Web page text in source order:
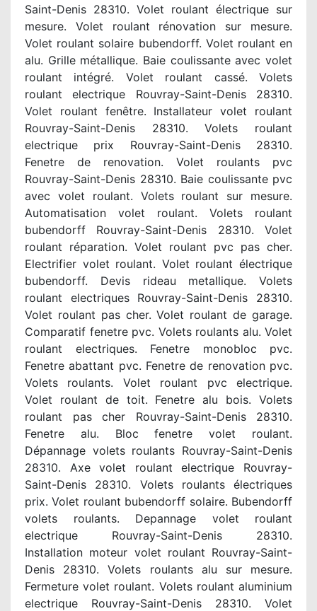
Saint-Denis 28310. Volet roulant électrique sur
mesure. Volet roulant rénovation sur mesure.
Volet roulant solaire bubendorff. Volet roulant en
alu. Grille métallique. Baie coulissante avec volet
roulant intégré. Volet roulant cassé. Volets
roulant electrique Rouvray-Saint-Denis 28310.
Volet roulant fenêtre. Installateur volet roulant
Rouvray-Saint-Denis 28310. Volets roulant
electrique prix Rouvray-Saint-Denis 28310.
Fenetre de renovation. Volet roulants pvc
Rouvray-Saint-Denis 28310. Baie coulissante pvc
avec volet roulant. Volets roulant sur mesure.
Automatisation volet roulant. Volets roulant
bubendorff Rouvray-Saint-Denis 28310. Volet
roulant réparation. Volet roulant pvc pas cher.
Electrifier volet roulant. Volet roulant électrique
bubendorff. Devis rideau metallique. Volets
roulant electriques Rouvray-Saint-Denis 28310.
Volet roulant pas cher. Volet roulant de garage.
Comparatif fenetre pvc. Volets roulants alu. Volet
roulant electriques. Fenetre monobloc pvc.
Fenetre abattant pvc. Fenetre de renovation pvc.
Volets roulants. Volet roulant pvc electrique.
Volet roulant de toit. Fenetre alu bois. Volets
roulant pas cher Rouvray-Saint-Denis 28310.
Fenetre alu. Bloc fenetre volet roulant.
Dépannage volets roulants Rouvray-Saint-Denis
28310. Axe volet roulant electrique Rouvray-
Saint-Denis 28310. Volets roulants électriques
prix. Volet roulant bubendorff solaire. Bubendorff
volets roulants. Depannage volet roulant
electrique Rouvray-Saint-Denis 28310.
Installation moteur volet roulant Rouvray-Saint-
Denis 28310. Volets roulants alu sur mesure.
Fermeture volet roulant. Volets roulant aluminium
electrique Rouvray-Saint-Denis 28310. Volet